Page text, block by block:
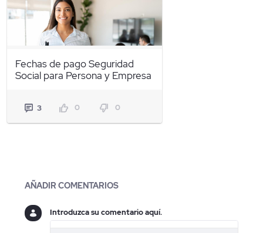
Fechas de pago Seguridad
Social para Persona y Empresa
3 0 0
Blogs
AÑADIR COMENTARIOS
Introduzca su comentario aquí.